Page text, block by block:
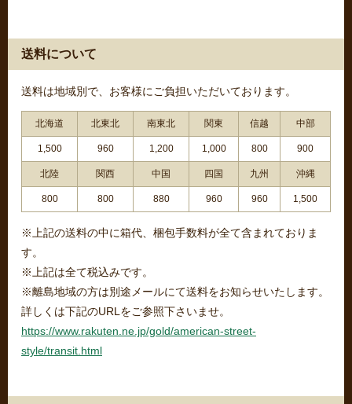
送料について
送料は地域別で、お客様にご負担いただいております。
北海道 北東北 南東北 関東 信越 中部
1,500 960 1,200 1,000 800 900
北陸 関西 中国 四国 九州 沖縄
800 800 880 960 960 1,500
※上記の送料の中に箱代、梱包手数料が全て含まれておりま
す。
※上記は全て税込みです。
※離島地域の方は別途メールにて送料をお知らせいたします。
詳しくは下記のURLをご参照下さいませ。
https://www.rakuten.ne.jp/gold/american-street-
style/transit.html